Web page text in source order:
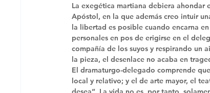
La exegética martiana debiera ahondar
Apóstol, en la que además creo intuir
la libertad es posible cuando encarna
personales en pos de erigirse en el
compañía de los suyos y respirando un
la pieza, el desenlace no acaba en
El dramaturgo-delegado comprende
local y relativo; y el de arte mayor, el